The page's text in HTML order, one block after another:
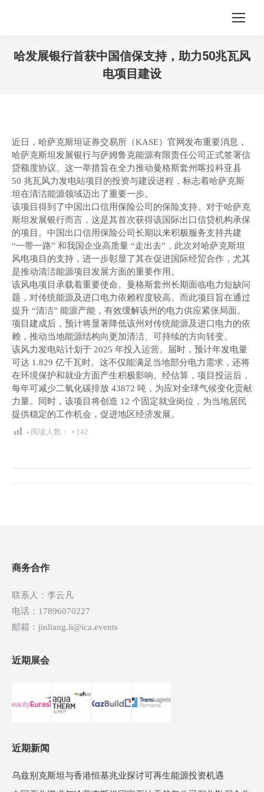
哈发展银行首获中国信保支持，助力50兆瓦风
电项目建设
近日，哈萨克斯坦证券交易所（KASE）官网发布重要消息，
哈萨克斯坦发展银行与萨姆鲁克能源有限责任公司正式签署信
贷额度协议。这一举措旨在全力推动曼格斯套州喀拉科亚县
50 兆瓦风力发电站项目的投资与建设进程，标志着哈萨克斯
坦在清洁能源领域迈出了重要一步。
该项目得到了中国出口信用保险公司的保险支持。对于哈萨克
斯坦发展银行而言，这是其首次获得该国际出口信贷机构承保
的项目。中国出口信用保险公司长期以来积极服务支持共建
“一带一路” 和我国企业高质量 “走出去”，此次对哈萨克斯坦
风电项目的支持，进一步彰显了其在促进国际经贸合作，尤其
是推动清洁能源项目发展方面的重要作用。
该风电项目承载着重要使命。曼格斯套州长期面临电力短缺问
题，对传统能源及进口电力依赖程度较高。而此项目旨在通过
提升 “清洁” 能源产能，有效缓解该州的电力供应紧张局面。
项目建成后，预计将显著降低该州对传统能源及进口电力的依
赖，推动当地能源结构向更加清洁、可持续的方向转变。
该风力发电站计划于 2025 年投入运营。届时，预计年发电量
可达 1.829 亿千瓦时。这不仅能满足当地部分电力需求，还将
在环境保护和就业方面产生积极影响。经估算，项目投运后，
每年可减少二氧化碳排放 43872 吨，为应对全球气候变化贡献
力量。同时，该项目将创造 12 个固定就业岗位，为当地居民
提供稳定的工作机会，促进地区经济发展。
阅读人数： 142
航
商务合作
联系人：李云凡
电话：17896070227
邮箱：jinliang.li@ica.events
近期展会
近期新闻
乌兹别克斯坦与香港恒基兆业探讨可再生能源投资机遇